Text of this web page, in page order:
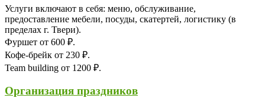
Услуги включают в себя: меню, обслуживание,
предоставление мебели, посуды, скатертей, логистику (в
пределах г. Твери).
Фуршет от 600 ₽.
Кофе-брейк от 230 ₽.
Team building от 1200 ₽.
Организация праздников